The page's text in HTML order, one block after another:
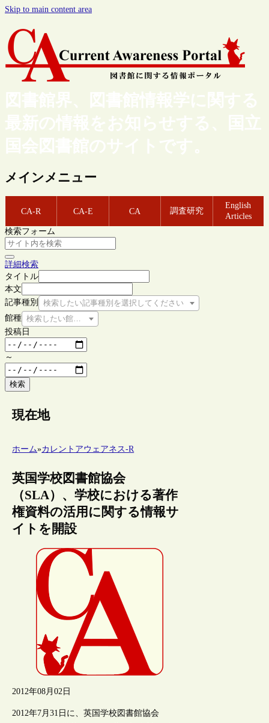
Skip to main content area
図書館界、図書館情報学に関する
最新の情報をお知らせする、国立
国会図書館のサイトです。
メインメニュー
CA-R CA-E CA 調査研究
English
Articles
検索フォーム
詳細検索
タイトル
本文
記事種別
検索したい記事種別を選択してください
館種 検索したい館種を選択してください
投稿日
～
検索
現在地
ホーム»カレントアウェアネス-R
英国学校図書館協会
（SLA）、学校における著作
権資料の活用に関する情報サ
イトを開設
2012年08月02日
2012年7月31日に、英国学校図書館協会